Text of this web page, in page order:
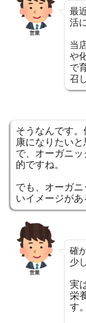
営業
最
活
当
や
で
召
そうなんです
康になりたい
で、オーガニ
的ですね。
でも、オーガ
いイメージがあ
営業
確
少
実
栄
す。